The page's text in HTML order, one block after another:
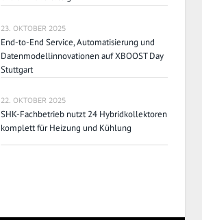
23. OKTOBER 2025
End-to-End Service, Automatisierung und
Datenmodellinnovationen auf XBOOST Day
Stuttgart
22. OKTOBER 2025
SHK-Fachbetrieb nutzt 24 Hybridkollektoren
komplett für Heizung und Kühlung